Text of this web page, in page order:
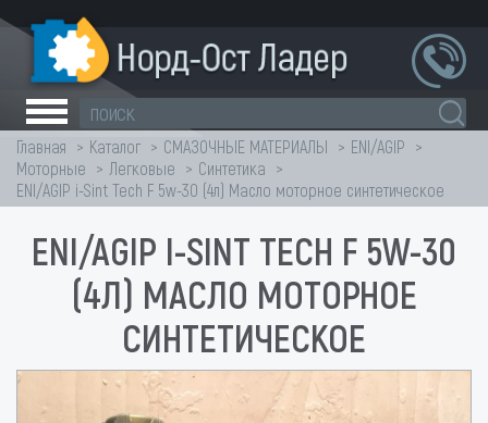
Главная Каталог СМАЗОЧНЫЕ МАТЕРИАЛЫ
ENI/AGIP
Моторные
Легковые
Синтетика
ENI/AGIP i-Sint Tech F 5w-30 (4л) Масло моторное синтетическое
ENI/AGIP I-SINT TECH F 5W-30
(4Л) МАСЛО МОТОРНОЕ
СИНТЕТИЧЕСКОЕ